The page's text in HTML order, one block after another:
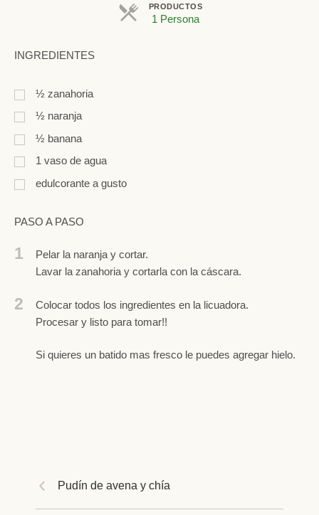
PRODUCTOS
1 Persona
INGREDIENTES
½ zanahoria
½ naranja
½ banana
1 vaso de agua
edulcorante a gusto
PASO A PASO
1
Pelar la naranja y cortar.
Lavar la zanahoria y cortarla con la cáscara.
2
Colocar todos los ingredientes en la licuadora.
Procesar y listo para tomar!!
Si quieres un batido mas fresco le puedes agregar hielo.
Pudín de avena y chía